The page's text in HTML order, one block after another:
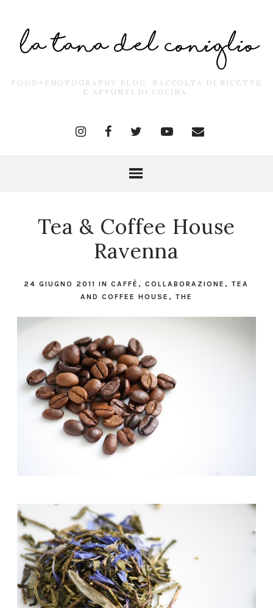
FOOD+PHOTOGRAPHY BLOG. RACCOLTA DI RICETTE
E APPUNTI DI CUCINA.
Tea & Coffee House
Ravenna
24 GIUGNO 2011INCAFFÈ ,COLLABORAZIONE ,TEA
AND COFFEE HOUSE , THE